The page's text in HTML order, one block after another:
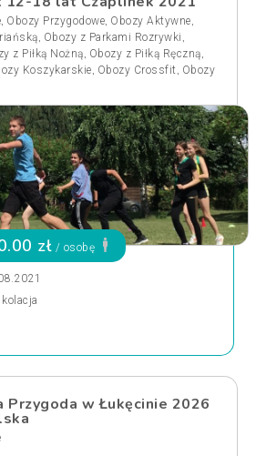
, Obozy Przygodowe, Obozy Aktywne,
, Obozy z Parkami Rozrywki ,
z Piłką Nożną, Obozy z Piłką Ręczną,
Koszykarskie, Obozy Crossfit, Obozy
zł / osobę
Przygoda w Łukęcinie 2026